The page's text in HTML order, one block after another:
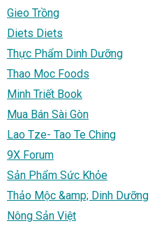
Gieo Trồng
Diets Diets
Thực Phẩm Dinh Dưỡng
Thao Moc Foods
Minh Triết Book
Mua Bán Sài Gòn
Lao Tze- Tao Te Ching
9X Forum
Sản Phẩm Sức Khỏe
Thảo Mộc &amp; Dinh Dưỡng
Nông Sản Việt